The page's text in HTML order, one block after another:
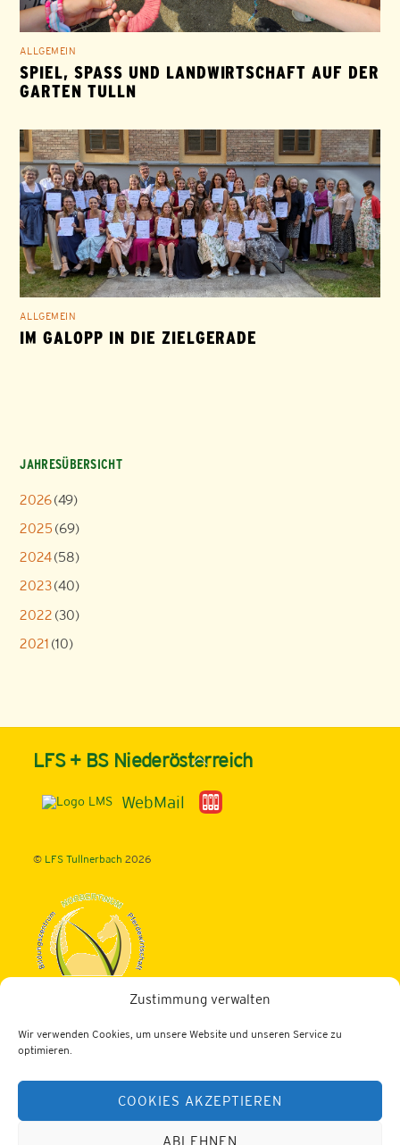
Zustimmung verwalten
Wir verwenden Cookies, um unsere Website und unseren Service zu
optimieren.
COOKIES AKZEPTIEREN
ABLEHNEN
ALLGEMEIN
SPIEL, SPASS UND LANDWIRTSCHAFT AUF DER G
ARTEN TULLN
ALLGEMEIN
IM GALOPP IN DIE ZIELGERADE
JAHRESÜBERSICHT
2026(49)
2025 (69)
2024(58)
2023(40)
2022 (30)
2021 (10)
Back
Top
LFS + BS Niederösterreich
WebMail
© LFS Tullnerbach 2026
3013 Tullnerbach, Norbertinumstraße 9-11
Tel.: 02233/52436
Fax: 02233/52436-200
Web:https://lfs-tullnerbach.ac.at
office@lfs-tullnerbach.ac.at